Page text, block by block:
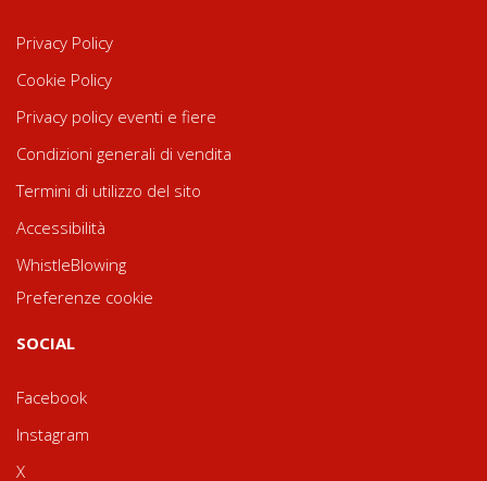
Privacy Policy
Cookie Policy
Privacy policy eventi e fiere
Condizioni generali di vendita
Termini di utilizzo del sito
Accessibilità
WhistleBlowing
Preferenze cookie
SOCIAL
Facebook
Instagram
X